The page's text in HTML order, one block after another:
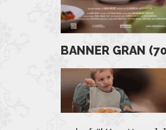
BANNER GRAN